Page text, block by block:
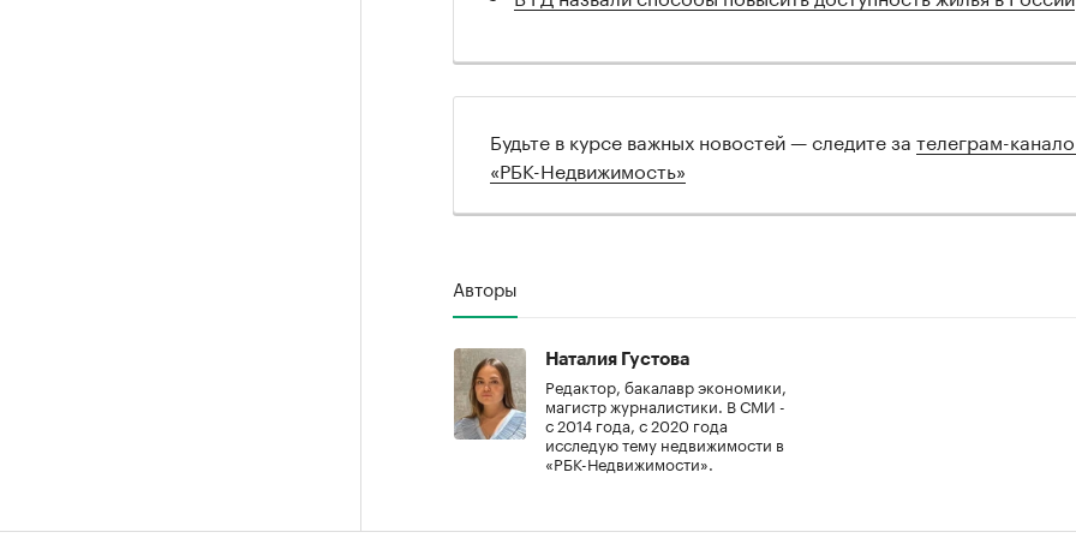
Будьте в курсе важных новостей — следите за телеграм-
«РБК-Недвижимость»
Авторы
Наталия Густова
Редактор, бакалавр экономики,
магистр журналистики. В СМИ -
с 2014 года, с 2020 года
исследую тему недвижимости в
«РБК-Недвижимости».